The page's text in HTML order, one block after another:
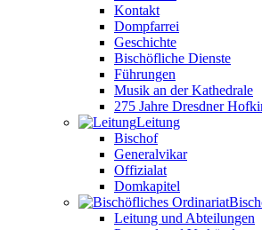
Kontakt
Dompfarrei
Geschichte
Bischöfliche Dienste
Führungen
Musik an der Kathedrale
275 Jahre Dresdner
Leitung
Bischof
Generalvikar
Offizialat
Domkapitel
Leitung und Abteilungen